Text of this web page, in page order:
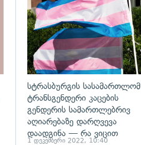
სტრასბურგის სასამართლომ
ტრანსგენდერი კაცების
გენდერის სამართლებრივ
აღიარებაზე დარღვევა
დაადგინა — რა ვიცით
1 დეკემბერი 2022, 10:40